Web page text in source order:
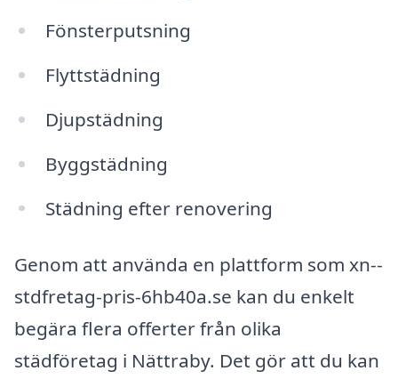
Fönsterputsning
Flyttstädning
Djupstädning
Byggstädning
Städning efter renovering
Genom att använda en plattform som xn--
stdfretag-pris-6hb40a.se kan du enkelt
begära flera offerter från olika
städföretag i Nättraby. Det gör att du kan